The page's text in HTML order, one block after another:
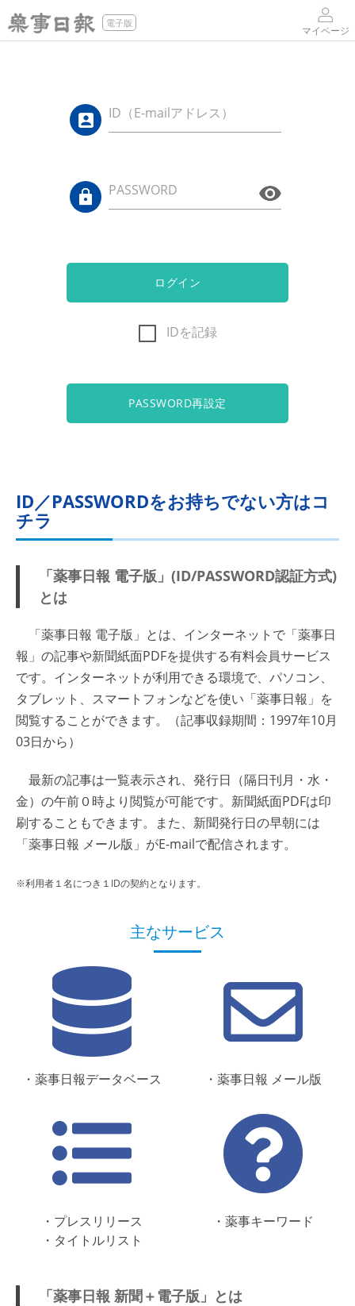
電子版
マイページ
ID（E-mailアドレス）
PASSWORD
ログイン
IDを記録
PASSWORD再設定
ID／PASSWORDをお持ちでない方はコ
チラ
「薬事日報 電子版」(ID/PASSWORD認証方式)
とは
「薬事日報 電子版」とは、インターネットで「薬事日
報」の記事や新聞紙面PDFを提供する有料会員サービス
です。インターネットが利用できる環境で、パソコン、
タブレット、スマートフォンなどを使い「薬事日報」を
閲覧することができます。（記事収録期間：1997年10月
03日から）
最新の記事は一覧表示され、発行日（隔日刊月・水・
金）の午前０時より閲覧が可能です。新聞紙面PDFは印
刷することもできます。また、新聞発行日の早朝には
「薬事日報 メール版」がE-mailで配信されます。
※利用者１名につき１IDの契約となります。
主なサービス
・薬事日報データベース ・薬事日報 メール版
・プレスリリース
・タイトルリスト
・薬事キーワード
「薬事日報 新聞＋電子版」とは